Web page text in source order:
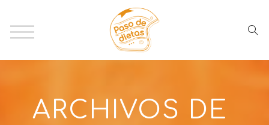
ARCHIVOS DE